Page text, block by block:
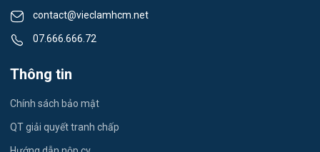
Dược
contact@vieclamhcm.net
07.666.666.72
Thông tin
Chính sách bảo mật
QT giải quyết tranh chấp